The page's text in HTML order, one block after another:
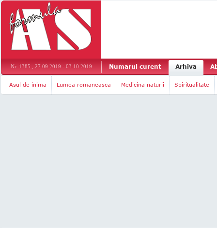
Nr. 1385 , 27.09.2019 - 03.10.2019 Numarul curent Arhiva
Asul de inima Lumea romaneasca Medicina naturii Spiritualitate